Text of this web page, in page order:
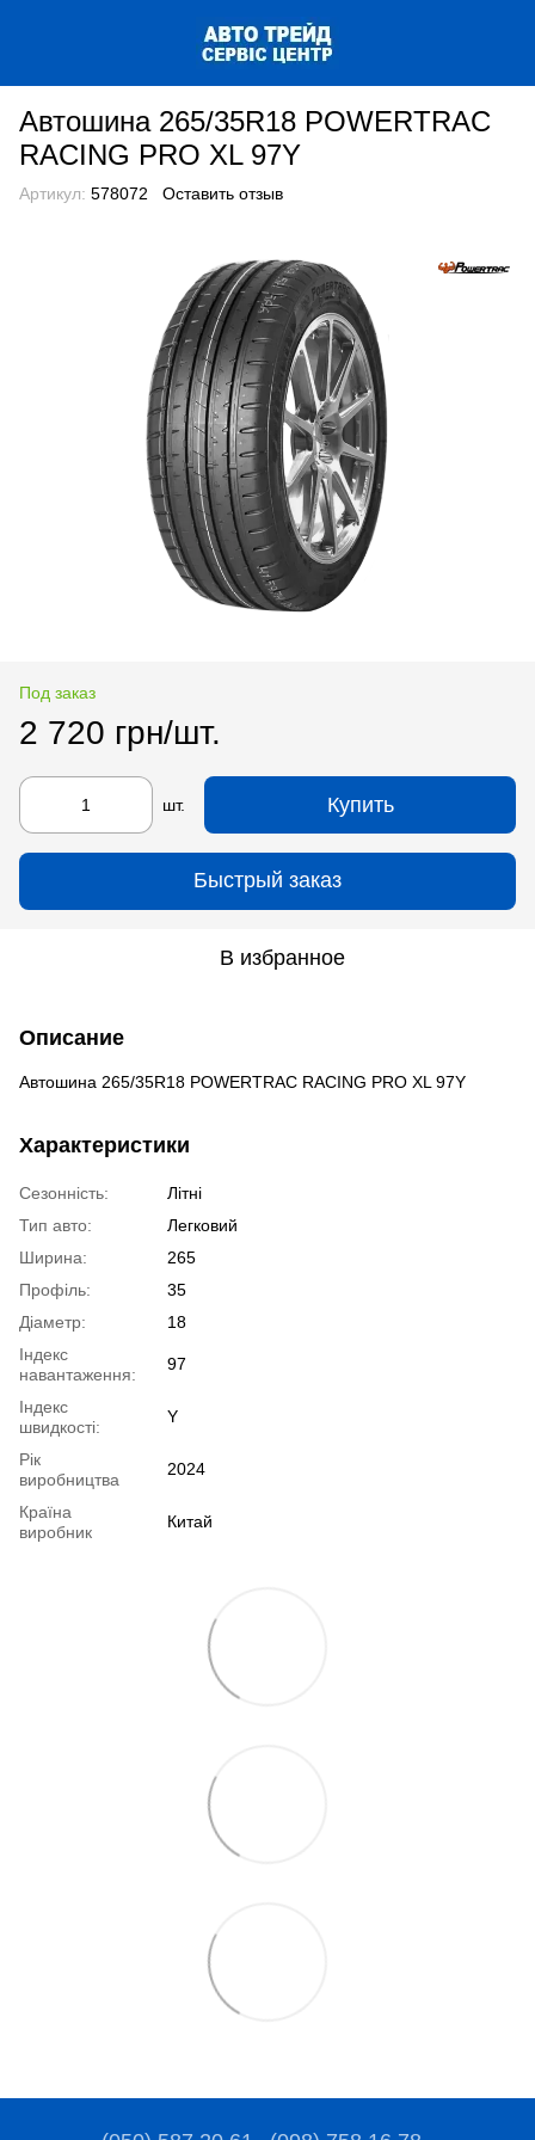
Автошина 265/35R18 POWERTRAC
RACING PRO XL 97Y
Артикул: 578072 Оставить отзыв
Под заказ
2 720 грн/шт.
шт. Купить
Быстрый заказ
В избранное
Описание
Автошина 265/35R18 POWERTRAC RACING PRO XL 97Y
Характеристики
Сезонність:
Літні
Тип авто:
Легковий
Ширина:
265
Профіль:
35
Діаметр:
18
Індекс
навантаження:
97
Індекс
швидкості:
Y
Рік
виробництва
2024
Країна
виробник
Китай